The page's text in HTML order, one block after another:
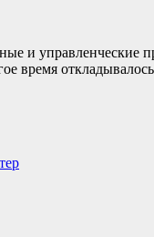
и
время